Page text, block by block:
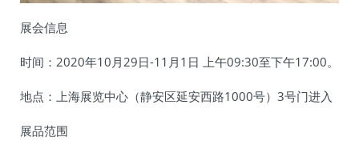
展会信息
时间：2020年10月29日-11月1日 上午09:30至下午17:00。
地点：上海展览中心（静安区延安西路1000号）3号门进入
展品范围